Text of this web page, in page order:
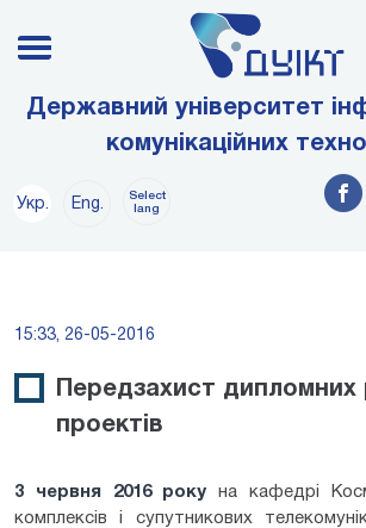
Державний університет
комунікаційних
Укр. Eng.
Select
lang
15:33, 26-05-2016
Передзахист дипломних
проектів
3 червня 2016 року на кафедрі
комплексів і супутникових